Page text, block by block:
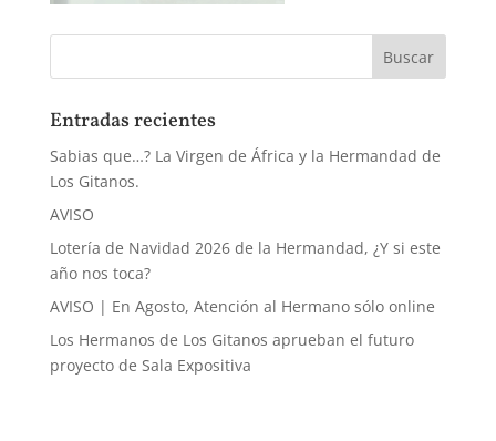
Entradas recientes
Sabias que…? La Virgen de África y la Hermandad de
Los Gitanos.
AVISO
Lotería de Navidad 2026 de la Hermandad, ¿Y si este
año nos toca?
AVISO | En Agosto, Atención al Hermano sólo online
Los Hermanos de Los Gitanos aprueban el futuro
proyecto de Sala Expositiva